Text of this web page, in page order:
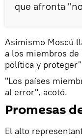
que afronta
Asimismo Moscú
a los miembros de
política y
"Los países
al error", acotó.
Promesas
El alto